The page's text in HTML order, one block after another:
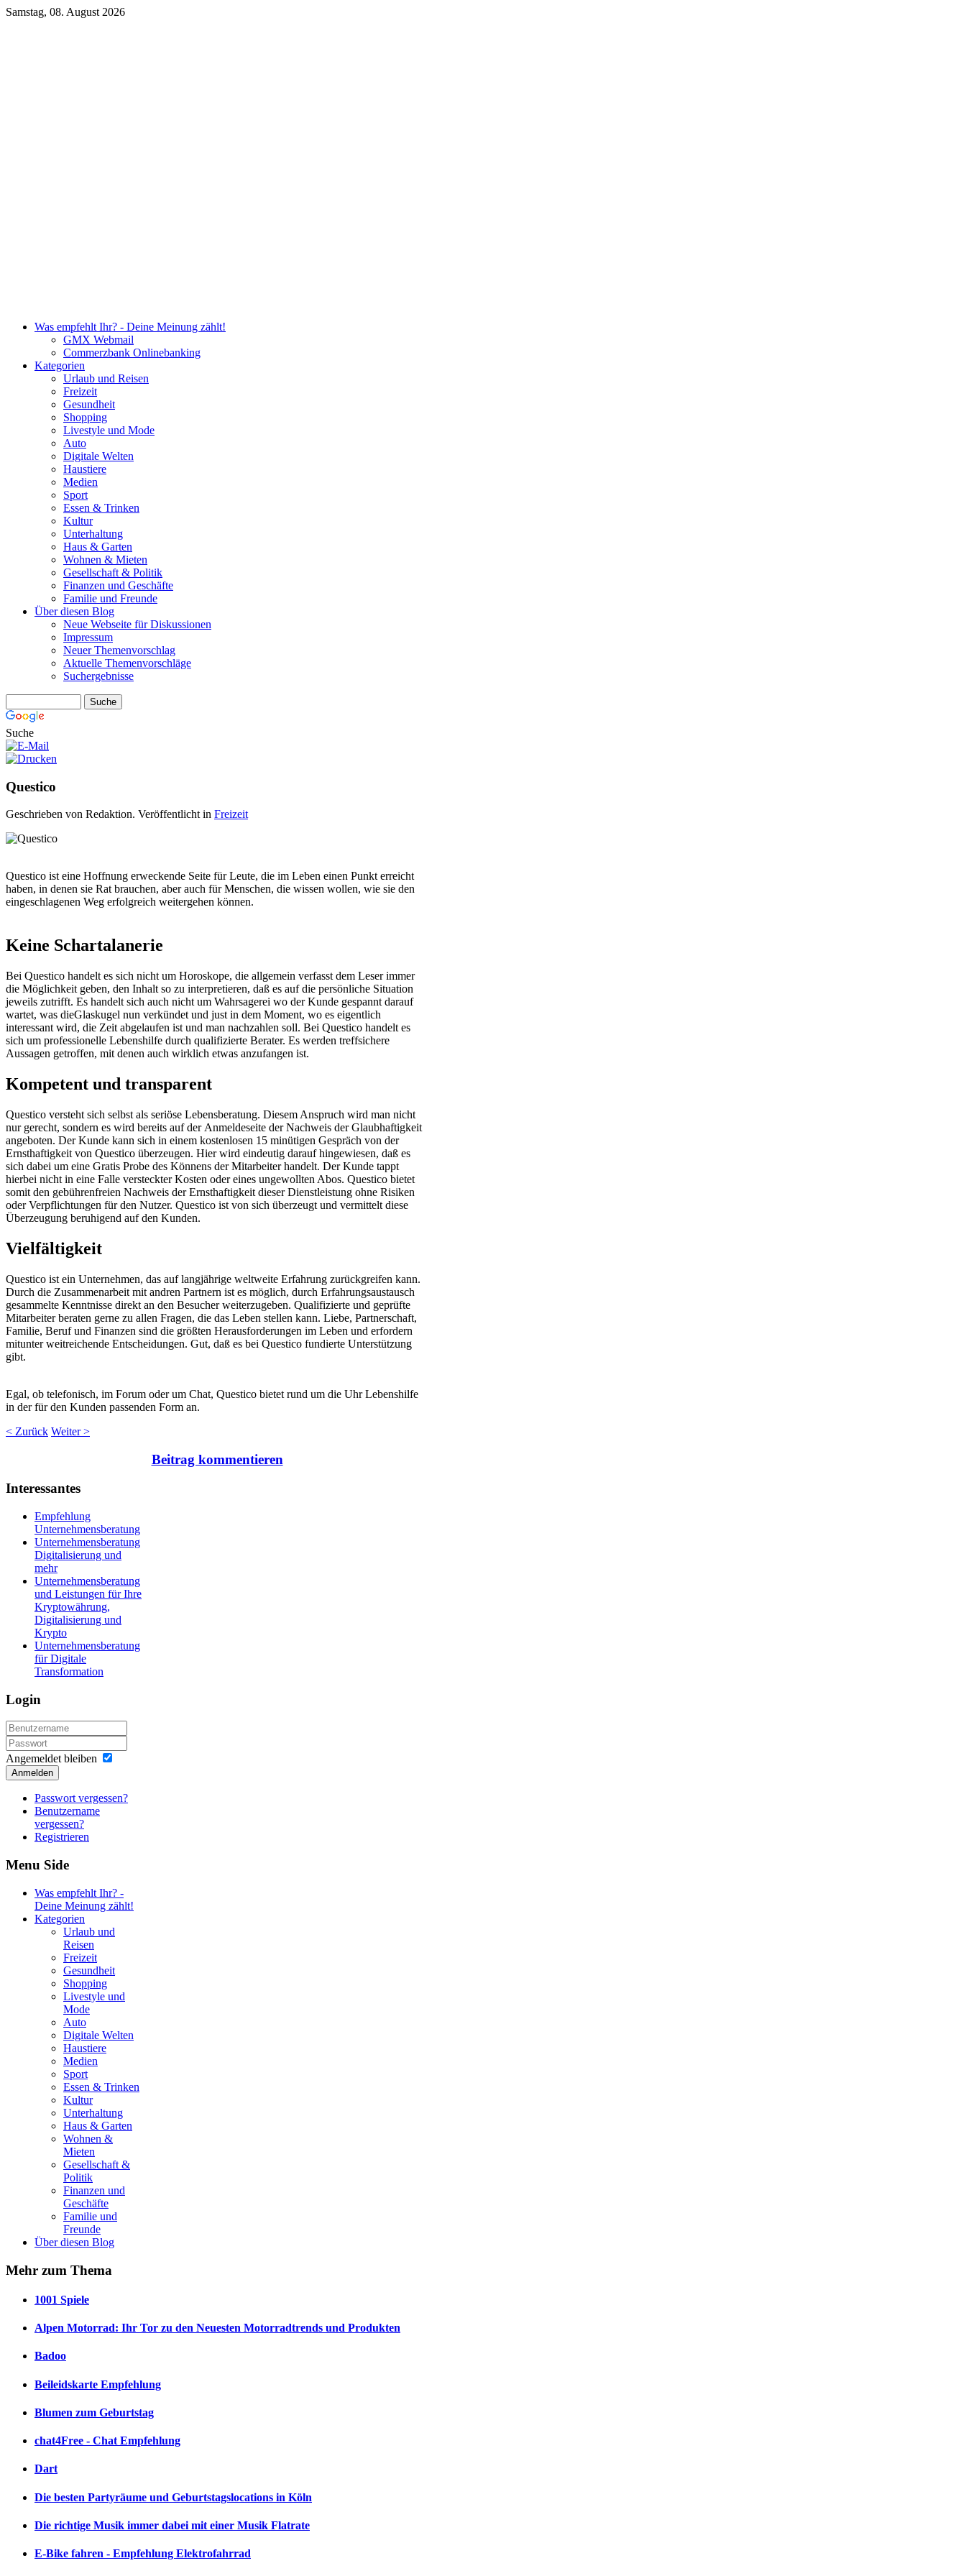
Samstag, 08. August 2026
Was empfehlt Ihr? - Deine Meinung zählt!
GMX Webmail
Commerzbank Onlinebanking
Kategorien
Urlaub und Reisen
Freizeit
Gesundheit
Shopping
Livestyle und Mode
Auto
Digitale Welten
Haustiere
Medien
Sport
Essen & Trinken
Kultur
Unterhaltung
Haus & Garten
Wohnen & Mieten
Gesellschaft & Politik
Finanzen und Geschäfte
Familie und Freunde
Über diesen Blog
Neue Webseite für Diskussionen
Impressum
Neuer Themenvorschlag
Aktuelle Themenvorschläge
Suchergebnisse
Suche
Questico
Geschrieben von Redaktion. Veröffentlicht in Freizeit
Questico ist eine Hoffnung erweckende Seite für Leute, die im Leben einen Punkt erreicht
haben, in denen sie Rat brauchen, aber auch für Menschen, die wissen wollen, wie sie den
eingeschlagenen Weg erfolgreich weitergehen können.
Keine Schartalanerie
Bei Questico handelt es sich nicht um Horoskope, die allgemein verfasst dem Leser immer
die Möglichkeit geben, den Inhalt so zu interpretieren, daß es auf die persönliche Situation
jeweils zutrifft. Es handelt sich auch nicht um Wahrsagerei wo der Kunde gespannt darauf
wartet, was dieGlaskugel nun verkündet und just in dem Moment, wo es eigentlich
interessant wird, die Zeit abgelaufen ist und man nachzahlen soll. Bei Questico handelt es
sich um professionelle Lebenshilfe durch qualifizierte Berater. Es werden treffsichere
Aussagen getroffen, mit denen auch wirklich etwas anzufangen ist.
Kompetent und transparent
Questico versteht sich selbst als seriöse Lebensberatung. Diesem Anspruch wird man nicht
nur gerecht, sondern es wird bereits auf der Anmeldeseite der Nachweis der Glaubhaftigkeit
angeboten. Der Kunde kann sich in einem kostenlosen 15 minütigen Gespräch von der
Ernsthaftigkeit von Questico überzeugen. Hier wird eindeutig darauf hingewiesen, daß es
sich dabei um eine Gratis Probe des Könnens der Mitarbeiter handelt. Der Kunde tappt
hierbei nicht in eine Falle versteckter Kosten oder eines ungewollten Abos. Questico bietet
somit den gebührenfreien Nachweis der Ernsthaftigkeit dieser Dienstleistung ohne Risiken
oder Verpflichtungen für den Nutzer. Questico ist von sich überzeugt und vermittelt diese
Überzeugung beruhigend auf den Kunden.
Vielfältigkeit
Questico ist ein Unternehmen, das auf langjährige weltweite Erfahrung zurückgreifen kann.
Durch die Zusammenarbeit mit andren Partnern ist es möglich, durch Erfahrungsaustausch
gesammelte Kenntnisse direkt an den Besucher weiterzugeben. Qualifizierte und geprüfte
Mitarbeiter beraten gerne zu allen Fragen, die das Leben stellen kann. Liebe, Partnerschaft,
Familie, Beruf und Finanzen sind die größten Herausforderungen im Leben und erfordern
mitunter weitreichende Entscheidungen. Gut, daß es bei Questico fundierte Unterstützung
gibt.
Egal, ob telefonisch, im Forum oder um Chat, Questico bietet rund um die Uhr Lebenshilfe
in der für den Kunden passenden Form an.
< Zurück Weiter >
Beitrag kommentieren
Interessantes
Empfehlung
Unternehmensberatung
Unternehmensberatung
Digitalisierung und
mehr
Unternehmensberatung
und Leistungen für Ihre
Kryptowährung,
Digitalisierung und
Krypto
Unternehmensberatung
für Digitale
Transformation
Login
Angemeldet bleiben
Anmelden
Passwort vergessen?
Benutzername
vergessen?
Registrieren
Menu Side
Was empfehlt Ihr? -
Deine Meinung zählt!
Kategorien
Urlaub und
Reisen
Freizeit
Gesundheit
Shopping
Livestyle und
Mode
Auto
Digitale Welten
Haustiere
Medien
Sport
Essen & Trinken
Kultur
Unterhaltung
Haus & Garten
Wohnen &
Mieten
Gesellschaft &
Politik
Finanzen und
Geschäfte
Familie und
Freunde
Über diesen Blog
Mehr zum Thema
1001 Spiele
Alpen Motorrad: Ihr Tor zu den Neuesten Motorradtrends und Produkten
Badoo
Beileidskarte Empfehlung
Blumen zum Geburtstag
chat4Free - Chat Empfehlung
Dart
Die besten Partyräume und Geburtstagslocations in Köln
Die richtige Musik immer dabei mit einer Musik Flatrate
E-Bike fahren - Empfehlung Elektrofahrrad